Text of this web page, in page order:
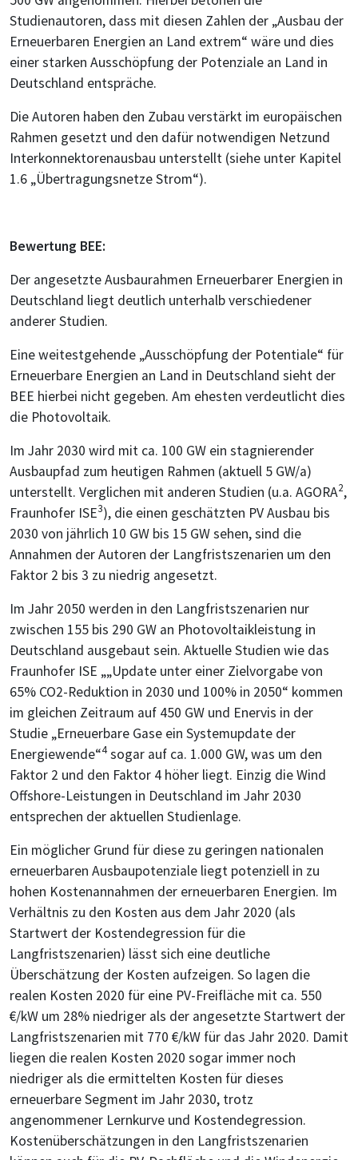
Studienautoren, dass mit diesen Zahlen der „Ausbau der
Erneuerbaren Energien an Land extrem“ wäre und dies
einer starken Ausschöpfung der Potenziale an Land in
Deutschland entspräche.
Die Autoren haben den Zubau verstärkt im europäischen
Rahmen gesetzt und den dafür notwendigen Netzund
Interkonnektorenausbau unterstellt (siehe unter Kapitel
1.6 „Übertragungsnetze Strom“).
Bewertung BEE:
Der angesetzte Ausbaurahmen Erneuerbarer Energien in
Deutschland liegt deutlich unterhalb verschiedener
anderer Studien.
Eine weitestgehende „Ausschöpfung der Potentiale“ für
Erneuerbare Energien an Land in Deutschland sieht der
BEE hierbei nicht gegeben. Am ehesten verdeutlicht dies
die Photovoltaik.
Im Jahr 2030 wird mit ca. 100 GW ein stagnierender
Ausbaupfad zum heutigen Rahmen (aktuell 5 GW/a)
unterstellt. Verglichen mit anderen Studien (u.a. AGORA2,
Fraunhofer ISE3), die einen geschätzten PV Ausbau bis
2030 von jährlich 10 GW bis 15 GW sehen, sind die
Annahmen der Autoren der Langfristszenarien um den
Faktor 2 bis 3 zu niedrig angesetzt.
Im Jahr 2050 werden in den Langfristszenarien nur
zwischen 155 bis 290 GW an Photovoltaikleistung in
Deutschland ausgebaut sein. Aktuelle Studien wie das
Fraunhofer ISE „„Update unter einer Zielvorgabe von
65% CO2-Reduktion in 2030 und 100% in 2050“ kommen
im gleichen Zeitraum auf 450 GW und Enervis in der
Studie „Erneuerbare Gase ein Systemupdate der
Energiewende“4sogar auf ca. 1.000 GW, was um den
Faktor 2 und den Faktor 4 höher liegt. Einzig die Wind
Offshore-Leistungen in Deutschland im Jahr 2030
entsprechen der aktuellen Studienlage.
Ein möglicher Grund für diese zu geringen nationalen
erneuerbaren Ausbaupotenziale liegt potenziell in zu
hohen Kostenannahmen der erneuerbaren Energien. Im
Verhältnis zu den Kosten aus dem Jahr 2020 (als
Startwert der Kostendegression für die
Langfristszenarien) lässt sich eine deutliche
Überschätzung der Kosten aufzeigen. So lagen die
realen Kosten 2020 für eine PV-Freifläche mit ca. 550
€/kW um 28% niedriger als der angesetzte Startwert der
Langfristszenarien mit 770 €/kW für das Jahr 2020. Damit
liegen die realen Kosten 2020 sogar immer noch
niedriger als die ermittelten Kosten für dieses
erneuerbare Segment im Jahr 2030, trotz
angenommener Lernkurve und Kostendegression.
Kostenüberschätzungen in den Langfristszenarien